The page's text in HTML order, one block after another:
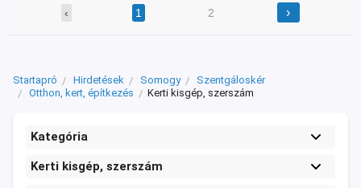
‹ 1 2 ›
Startapró Hirdetések Somogy
Szentgáloskér
Otthon, kert, építkezés
Kerti kisgép, szerszám
Kategória
Kerti kisgép, szerszám